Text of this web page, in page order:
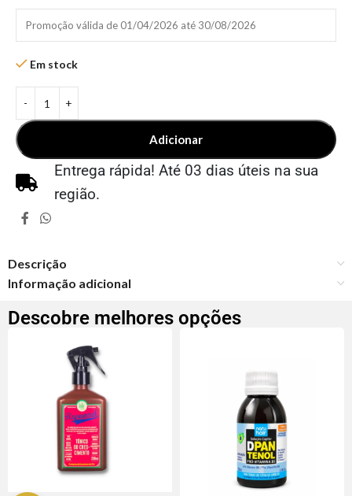
Promoção válida de 01/04/2026 até 30/08/2026
Em stock
Adicionar
Entrega rápida! Até 03 dias úteis na sua
região.
Descrição
Informação adicional
Descobre melhores opções